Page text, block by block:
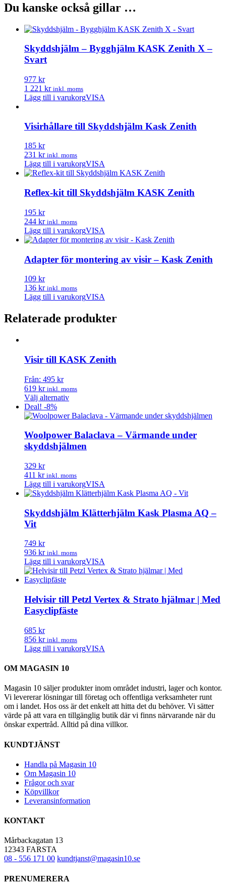
Du kanske också gillar …
Skyddshjälm – Bygghjälm KASK Zenith X –
Svart
977 kr
1 221 kr inkl. moms
Lägg till i varukorgVISA
Visirhållare till Skyddshjälm Kask Zenith
185 kr
231 kr inkl. moms
Lägg till i varukorgVISA
Reflex-kit till Skyddshjälm KASK Zenith
195 kr
244 kr inkl. moms
Lägg till i varukorgVISA
Adapter för montering av visir – Kask Zenith
109 kr
136 kr inkl. moms
Lägg till i varukorgVISA
Relaterade produkter
Visir till KASK Zenith
Från: 495 kr
619 kr inkl. moms
Välj alternativDen
produkten
flera
De
kan
väljas
på
Deal! -8%
Woolpower Balaclava – Värmande under
skyddshjälmen
329 kr
411 kr inkl. moms
Lägg till i varukorgVISA
Skyddshjälm Klätterhjälm Kask Plasma AQ –
Vit
749 kr
936 kr inkl. moms
Lägg till i varukorgVISA
Helvisir till Petzl Vertex & Strato hjälmar | Med
Easyclipfäste
685 kr
856 kr inkl. moms
Lägg till i varukorgVISA
OM MAGASIN 10
Magasin 10 säljer produkter inom området industri, lager och kontor.
Vi levererar lösningar till företag och offentliga verksamheter runt
om i landet. Hos oss är det enkelt att hitta det du behöver. Vi sätter
värde på att vara en tillgänglig butik där vi finns närvarande när du
önskar expertråd. Alltid på dina villkor.
KUNDTJÄNST
Handla på Magasin 10
Om Magasin 10
Frågor och svar
Köpvillkor
Leveransinformation
KONTAKT
Mårbackagatan 13
12343 FARSTA
08 - 556 171 00 kundtjanst@magasin10.se
PRENUMERERA